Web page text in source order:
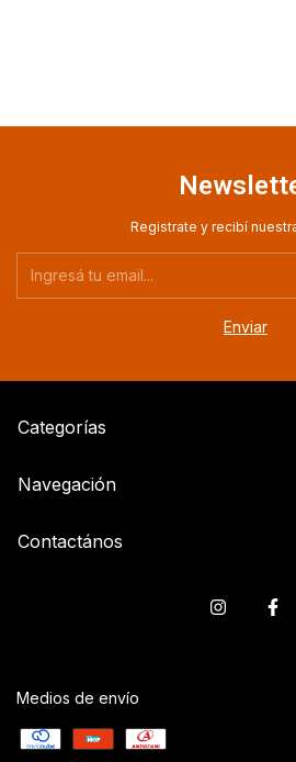
Registrate y recibí
Categorías
Navegación
Contactános
Medios de envío